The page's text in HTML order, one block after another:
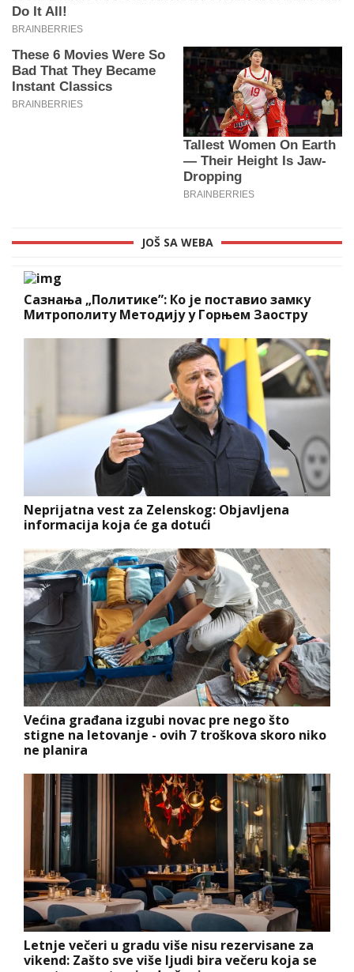
JOŠ SA WEBA
Сазнања „Политике”: Ко је поставио замку
Митрополиту Методију у Горњем Заостру
Neprijatna vest za Zelenskog: Objavljena
informacija koja će ga dotući
Većina građana izgubi novac pre nego što
stigne na letovanje - ovih 7 troškova skoro niko
ne planira
Letnje večeri u gradu više nisu rezervisane za
vikend: Zašto sve više ljudi bira večeru koja se